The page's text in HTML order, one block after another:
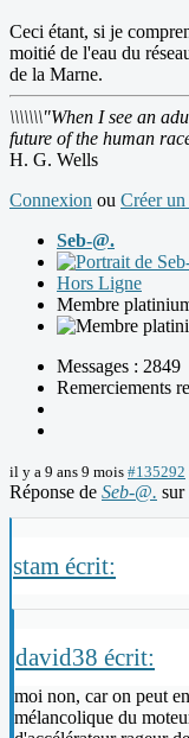
Ceci étant, si je
moitié de l'eau du
de la Marne.
\\\\\\\"When I see an
future of the human
H. G. Wells
Connexion ou Créer
Seb-@.
Hors Ligne
Membre
Messages : 2849
Remerciements
il y a 9 ans 9 mois #135292
Réponse de Seb-@. sur
stam écrit:
david38 écrit:
moi non, car on peut
mélancolique du